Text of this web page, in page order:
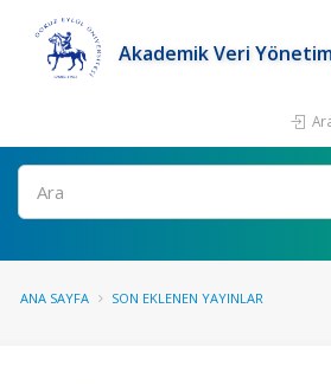
Akademik Veri
Ara
ANA SAYFA SON EKLENEN YAYINLAR